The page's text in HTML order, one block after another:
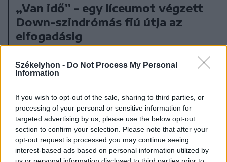
Székelyhon - Do Not Process My Personal
Information
If you wish to opt-out of the sale, sharing to third parties, or
processing of your personal or sensitive information for
targeted advertising by us, please use the below opt-out
section to confirm your selection. Please note that after your
opt-out request is processed you may continue seeing
interest-based ads based on personal information utilized by
„Van idő” – egy líceumot végzett
Down-szindrómás fiú útja az
elfogadásig